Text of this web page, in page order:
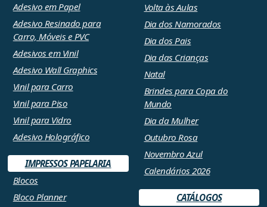
Adesivo em Papel
Adesivo Resinado para
Carro, Móveis e PVC
Adesivos em Vinil
Adesivo Wall Graphics
Vinil para Carro
Vinil para Piso
Vinil para Vidro
Adesivo Holográfico
IMPRESSOS PAPELARIA
Blocos
Bloco Planner
Volta às Aulas
Dia dos Namorados
Dia dos Pais
Dia das Crianças
Natal
Brindes para Copa do
Mundo
Dia da Mulher
Outubro Rosa
Novembro Azul
Calendários 2026
CATÁLOGOS